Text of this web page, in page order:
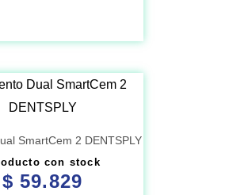
SmartCem 2 DENTSPLY
con stock
$ 59.829